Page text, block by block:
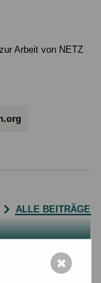
Arbeit von NETZ
ALLE BEITRÄGE
✖